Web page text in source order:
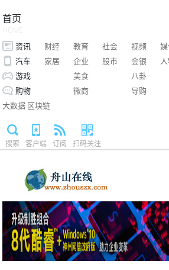
首页
HOME
资讯 财经 教育 社会 视频
汽车
家居 企业 股市 金银
游戏
美食 八卦
购物
微商 导购
大数据 区块链
搜索 客户端 订阅 扫码关注